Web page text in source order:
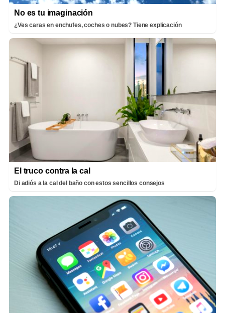
No es tu imaginación
¿Ves caras en enchufes, coches o nubes? Tiene explicación
El truco contra la cal
Di adiós a la cal del baño con estos sencillos consejos